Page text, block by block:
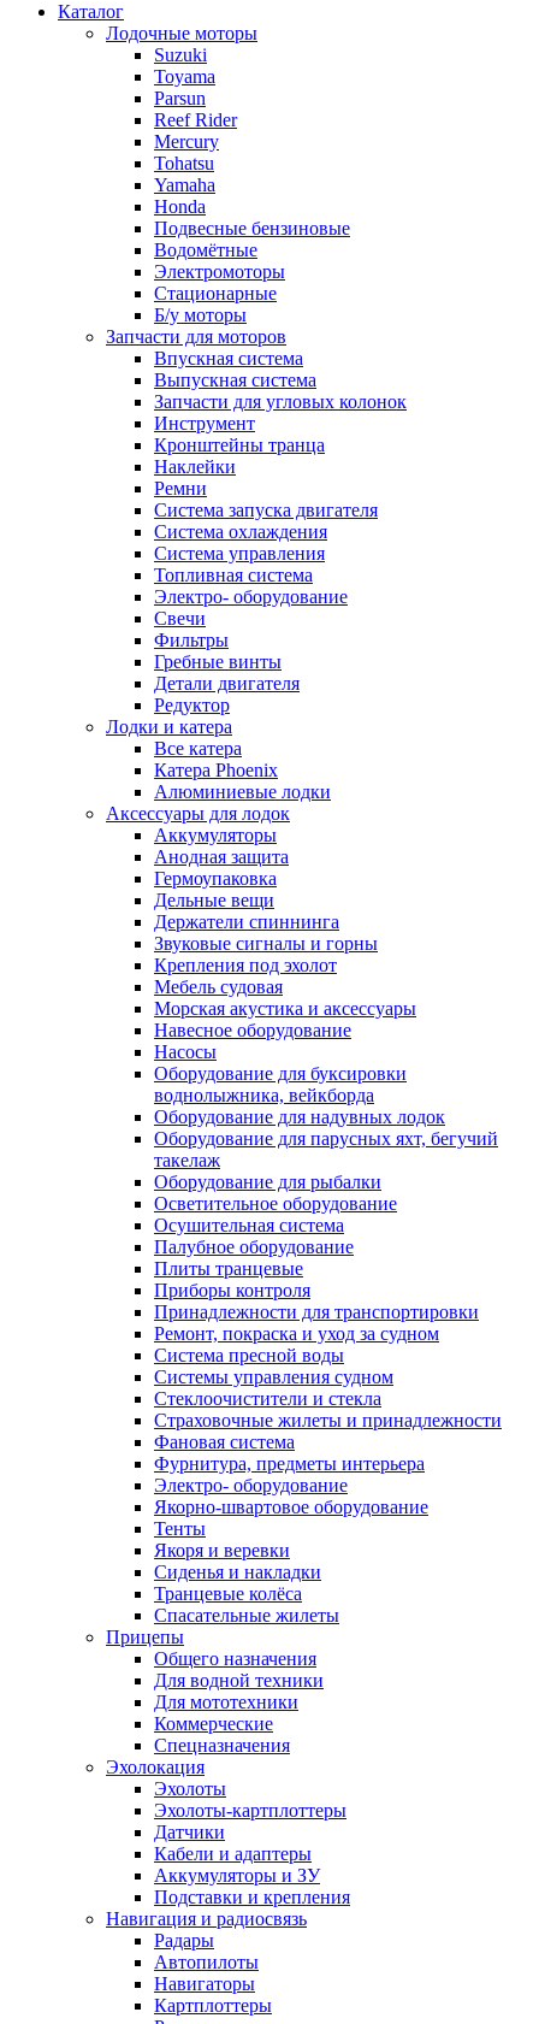
Каталог
Лодочные моторы
Suzuki
Toyama
Parsun
Reef Rider
Mercury
Tohatsu
Yamaha
Honda
Подвесные бензиновые
Водомётные
Электромоторы
Стационарные
Б/у моторы
Запчасти для моторов
Впускная система
Выпускная система
Запчасти для угловых колонок
Инструмент
Кронштейны транца
Наклейки
Ремни
Система запуска двигателя
Система охлаждения
Система управления
Топливная система
Электро- оборудование
Свечи
Фильтры
Гребные винты
Детали двигателя
Редуктор
Лодки и катера
Все катера
Катера Phoenix
Алюминиевые лодки
Аксессуары для лодок
Аккумуляторы
Анодная защита
Гермоупаковка
Дельные вещи
Держатели спиннинга
Звуковые сигналы и горны
Крепления под эхолот
Мебель судовая
Морская акустика и аксессуары
Навесное оборудование
Насосы
Оборудование для буксировки
воднолыжника, вейкборда
Оборудование для надувных лодок
Оборудование для парусных яхт, бегучий
такелаж
Оборудование для рыбалки
Осветительное оборудование
Осушительная система
Палубное оборудование
Плиты транцевые
Приборы контроля
Принадлежности для транспортировки
Ремонт, покраска и уход за судном
Система пресной воды
Системы управления судном
Стеклоочистители и стекла
Страховочные жилеты и принадлежности
Фановая система
Фурнитура, предметы интерьера
Электро- оборудование
Якорно-швартовое оборудование
Тенты
Якоря и веревки
Сиденья и накладки
Транцевые колёса
Спасательные жилеты
Прицепы
Общего назначения
Для водной техники
Для мототехники
Коммерческие
Спецназначения
Эхолокация
Эхолоты
Эхолоты-картплоттеры
Датчики
Кабели и адаптеры
Аккумуляторы и ЗУ
Подставки и крепления
Навигация и радиосвязь
Радары
Автопилоты
Навигаторы
Картплоттеры